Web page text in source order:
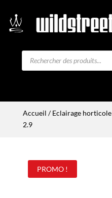
Recherche
Accueil /Eclairage horticole
2.9
PROMO !